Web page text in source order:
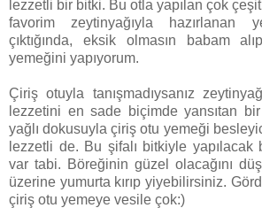
lezzetli bir bitki. Bu otla yapılan çok
favorim zeytinyağıyla hazırlanan
çıktığında, eksik olmasın babam
yemeğini yapıyorum.
Çiriş otuyla tanışmadıysanız
lezzetini en sade biçimde yansıtan
yağlı dokusuyla çiriş otu yemeği
lezzetli de. Bu şifalı bitkiyle yapılacak
var tabi. Böreğinin güzel olacağını
üzerine yumurta kırıp yiyebilirsiniz.
çiriş otu yemeye vesile çok:)